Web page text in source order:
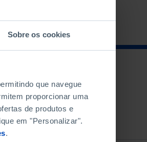
Sobre os cookies
que navegue
proporcionar uma
de produtos e
em "Personalizar".
.
ORDENAR POR